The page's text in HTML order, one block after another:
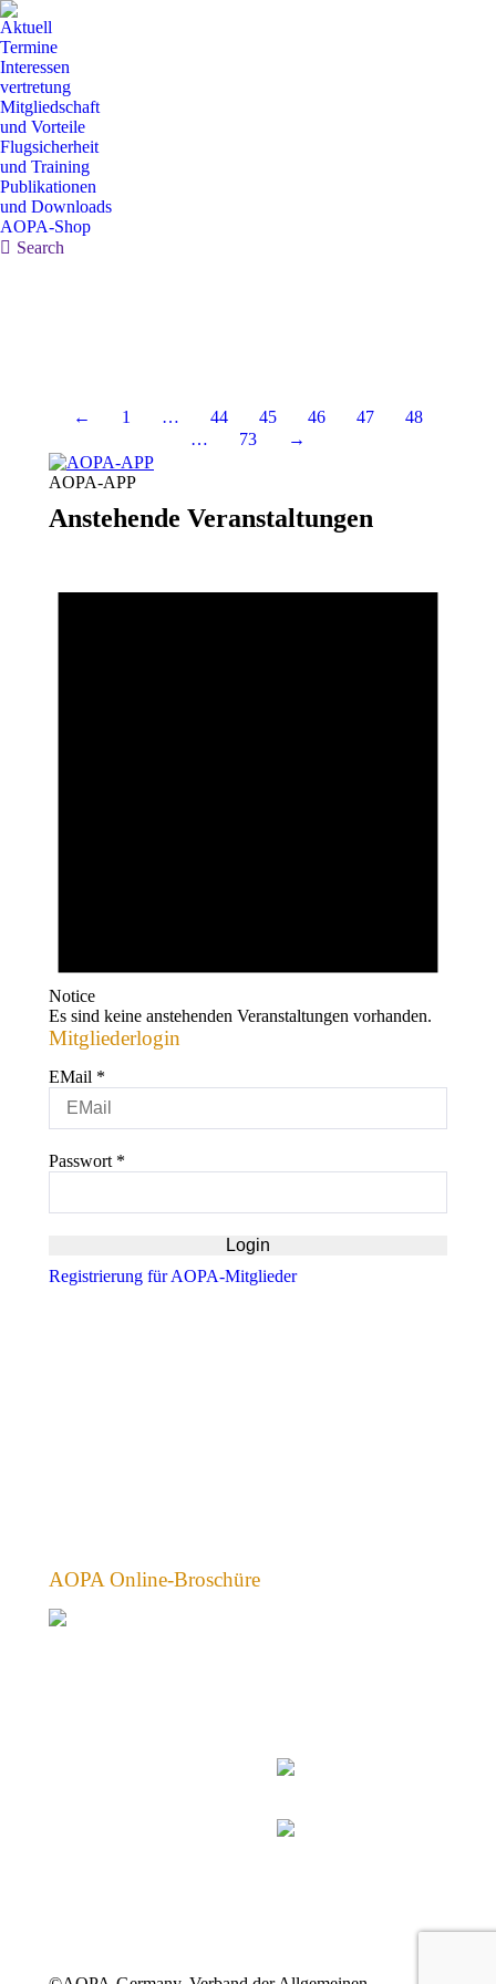
Aktuell
Termine
Interessen
vertretung
Mitgliedschaft
und Vorteile
Flugsicherheit
und Training
Publikationen
und Downloads
AOPA-Shop
Search:
Search
← 1 … 44 45 46 47
48
…
73 →
AOPA-APP
Anstehende Veranstaltungen
Notice
Es sind keine anstehenden Veranstaltungen vorhanden.
Mitgliederlogin
EMail *
Passwort *
Registrierung für AOPA-Mitglieder
AOPA Online-Broschüre